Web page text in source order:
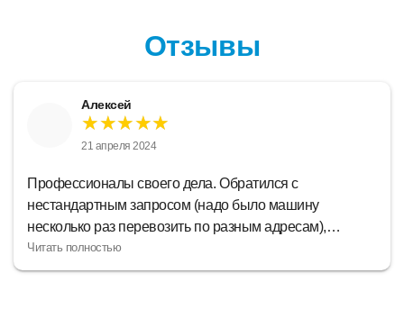
Отзывы
своего дела. Обратился с
запросом (надо было машину
по разным адресам),
сначала не поняли друг
разобрались, остальное пошло как
обращаюсь и
приезжают и